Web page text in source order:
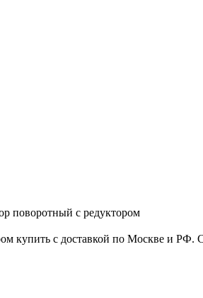
поворотный c редуктором
купить с доставкой по Москве и РФ.